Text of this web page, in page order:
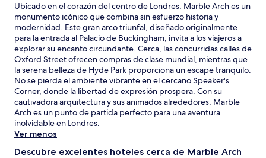
Ubicado en el corazón del centro de Londres, Marble Arch es un
monumento icónico que combina sin esfuerzo historia y
modernidad. Este gran arco triunfal, diseñado originalmente
para la entrada al Palacio de Buckingham, invita a los viajeros a
explorar su encanto circundante. Cerca, las concurridas calles de
Oxford Street ofrecen compras de clase mundial, mientras que
la serena belleza de Hyde Park proporciona un escape tranquilo.
No se pierda el ambiente vibrante en el cercano Speaker's
Corner, donde la libertad de expresión prospera. Con su
cautivadora arquitectura y sus animados alrededores, Marble
Arch es un punto de partida perfecto para una aventura
inolvidable en Londres.
Ver menos
Descubre excelentes hoteles cerca de Marble Arch